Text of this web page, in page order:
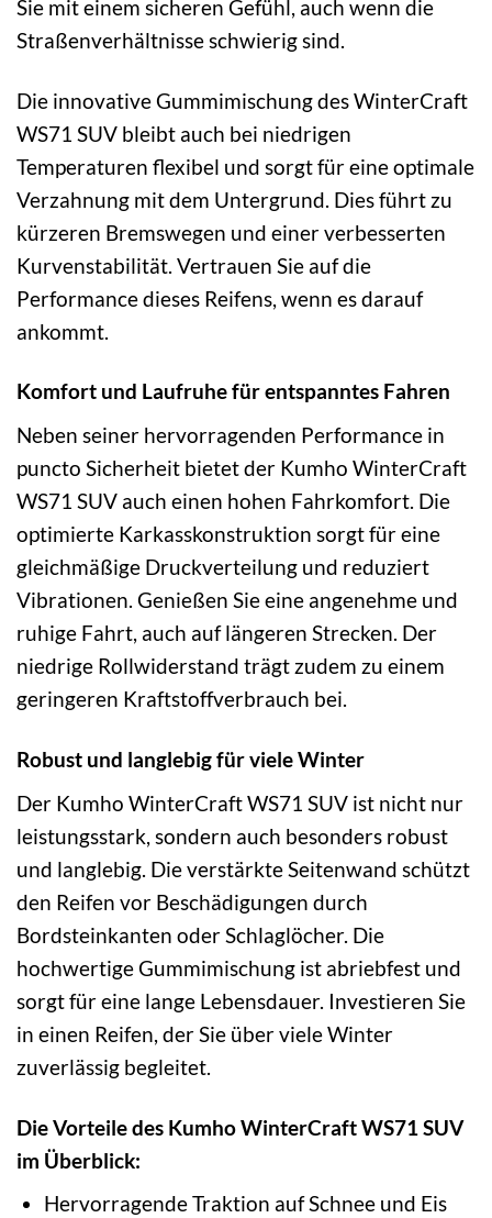
Sie mit einem sicheren Gefühl, auch wenn die
Straßenverhältnisse schwierig sind.
Die innovative Gummimischung des WinterCraft
WS71 SUV bleibt auch bei niedrigen
Temperaturen flexibel und sorgt für eine optimale
Verzahnung mit dem Untergrund. Dies führt zu
kürzeren Bremswegen und einer verbesserten
Kurvenstabilität. Vertrauen Sie auf die
Performance dieses Reifens, wenn es darauf
ankommt.
Komfort und Laufruhe für entspanntes Fahren
Neben seiner hervorragenden Performance in
puncto Sicherheit bietet der Kumho WinterCraft
WS71 SUV auch einen hohen Fahrkomfort. Die
optimierte Karkasskonstruktion sorgt für eine
gleichmäßige Druckverteilung und reduziert
Vibrationen. Genießen Sie eine angenehme und
ruhige Fahrt, auch auf längeren Strecken. Der
niedrige Rollwiderstand trägt zudem zu einem
geringeren Kraftstoffverbrauch bei.
Robust und langlebig für viele Winter
Der Kumho WinterCraft WS71 SUV ist nicht nur
leistungsstark, sondern auch besonders robust
und langlebig. Die verstärkte Seitenwand schützt
den Reifen vor Beschädigungen durch
Bordsteinkanten oder Schlaglöcher. Die
hochwertige Gummimischung ist abriebfest und
sorgt für eine lange Lebensdauer. Investieren Sie
in einen Reifen, der Sie über viele Winter
zuverlässig begleitet.
Die Vorteile des Kumho WinterCraft WS71 SUV
im Überblick:
Hervorragende Traktion auf Schnee und Eis